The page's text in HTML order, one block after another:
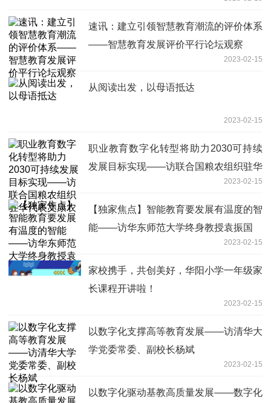
速讯：建立引领智慧教育潮流的评价体系
——智慧教育发展评价平行论坛观察
2023-02-15
从阅读出发，以母语抵达
2023-02-15
职业教育数字化转型将助力2030可持续
发展目标实现——访联合国粮农组织驻华
2023-02-15
【独家焦点】智能教育要发展有温度的智
能——访华东师范大学终身教授袁振国
2023-02-15
家校携手，共创美好，华阳小学一年级家
长课程开讲啦！
2023-02-15
以数字化支撑高等教育发展——访清华大
学党委常委、副校长杨斌
2023-02-15
以数字化驱动基教高质量发展——数字化